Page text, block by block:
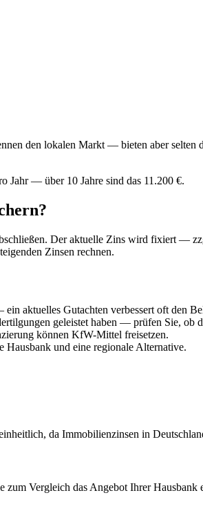
den lokalen Markt — bieten aber
Jahr — über 10 Jahre sind das 11.200 €.
Der aktuelle Zins wird fixiert —
Zinsen rechnen.
aktuelles Gutachten verbessert oft den
geleistet haben — prüfen Sie, ob
können KfW-Mittel freisetzen.
und eine regionale Alternative.
da Immobilienzinsen in
Vergleich das Angebot Ihrer Hausbank